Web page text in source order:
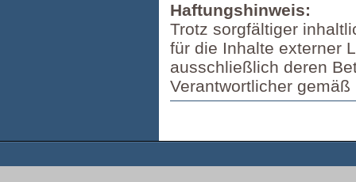
Haftungshinweis:
Trotz sorgfältiger
für die Inhalte externer
ausschließlich deren
Verantwortlicher